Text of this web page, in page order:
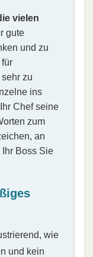
vielen
gute
und zu
zu
ins
Chef seine
zum
an
Boss Sie
wie
und kein